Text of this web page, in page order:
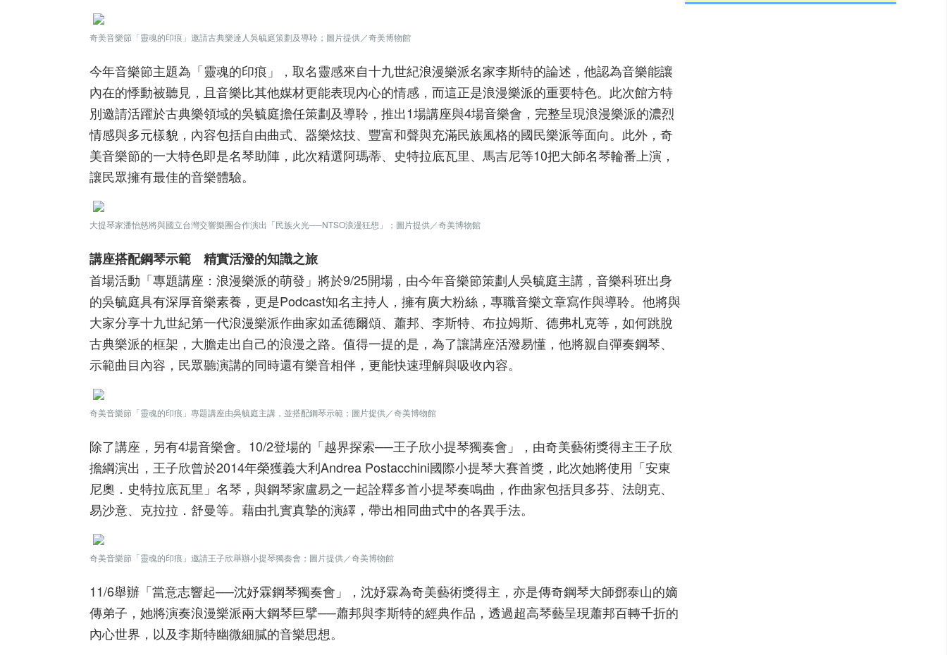
奇美音樂節「靈魂的印痕」邀請古典樂達人吳毓庭策劃及導聆；圖片提供／奇美博物館
今年音樂節主題為「靈魂的印痕」，取名靈感來自十九世紀浪漫樂派名家李斯特的論述，他認為音樂能讓
內在的悸動被聽見，且音樂比其他媒材更能表現內心的情感，而這正是浪漫樂派的重要特色。此次館方特
別邀請活躍於古典樂領域的吳毓庭擔任策劃及導聆，推出1場講座與4場音樂會，完整呈現浪漫樂派的濃烈
情感與多元樣貌，內容包括自由曲式、器樂炫技、豐富和聲與充滿民族風格的國民樂派等面向。此外，奇
美音樂節的一大特色即是名琴助陣，此次精選阿瑪蒂、史特拉底瓦里、馬吉尼等10把大師名琴輪番上演，
讓民眾擁有最佳的音樂體驗。
大提琴家潘怡慈將與國立台灣交響樂團合作演出「民族火光──NTSO浪漫狂想」；圖片提供／奇美博物館
講座搭配鋼琴示範 精實活潑的知識之旅
首場活動「專題講座：浪漫樂派的萌發」將於9/25開場，由今年音樂節策劃人吳毓庭主講，音樂科班出身
的吳毓庭具有深厚音樂素養，更是Podcast知名主持人，擁有廣大粉絲，專職音樂文章寫作與導聆。他將與
大家分享十九世紀第一代浪漫樂派作曲家如孟德爾頌、蕭邦、李斯特、布拉姆斯、德弗札克等，如何跳脫
古典樂派的框架，大膽走出自己的浪漫之路。值得一提的是，為了讓講座活潑易懂，他將親自彈奏鋼琴、
示範曲目內容，民眾聽演講的同時還有樂音相伴，更能快速理解與吸收內容。
奇美音樂節「靈魂的印痕」專題講座由吳毓庭主講，並搭配鋼琴示範；圖片提供／奇美博物館
除了講座，另有4場音樂會。10/2登場的「越界探索──王子欣小提琴獨奏會」，由奇美藝術獎得主王子欣
擔綱演出，王子欣曾於2014年榮獲義大利Andrea Postacchini國際小提琴大賽首獎，此次她將使用「安東
尼奧．史特拉底瓦里」名琴，與鋼琴家盧易之一起詮釋多首小提琴奏鳴曲，作曲家包括貝多芬、法朗克、
易沙意、克拉拉．舒曼等。藉由扎實真摯的演繹，帶出相同曲式中的各異手法。
奇美音樂節「靈魂的印痕」邀請王子欣舉辦小提琴獨奏會；圖片提供／奇美博物館
11/6舉辦「當意志響起──沈妤霖鋼琴獨奏會」，沈妤霖為奇美藝術獎得主，亦是傳奇鋼琴大師鄧泰山的嫡
傳弟子，她將演奏浪漫樂派兩大鋼琴巨擘──蕭邦與李斯特的經典作品，透過超高琴藝呈現蕭邦百轉千折的
內心世界，以及李斯特幽微細膩的音樂思想。